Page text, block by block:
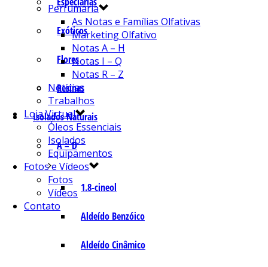
Exóticos
Flores
Resinas
Isolados Naturais
A – D
1.8-cineol
Aldeído Benzóico
Aldeído Cinâmico
Perfumaria
As Notas e Famílias Olfativas
Marketing Olfativo
Notas A – H
Notas I – Q
Notas R – Z
Notícias
Trabalhos
Loja Virtual
Óleos Essenciais
Isolados
Equipamentos
Fotos e Vídeos
Fotos
Vídeos
Contato